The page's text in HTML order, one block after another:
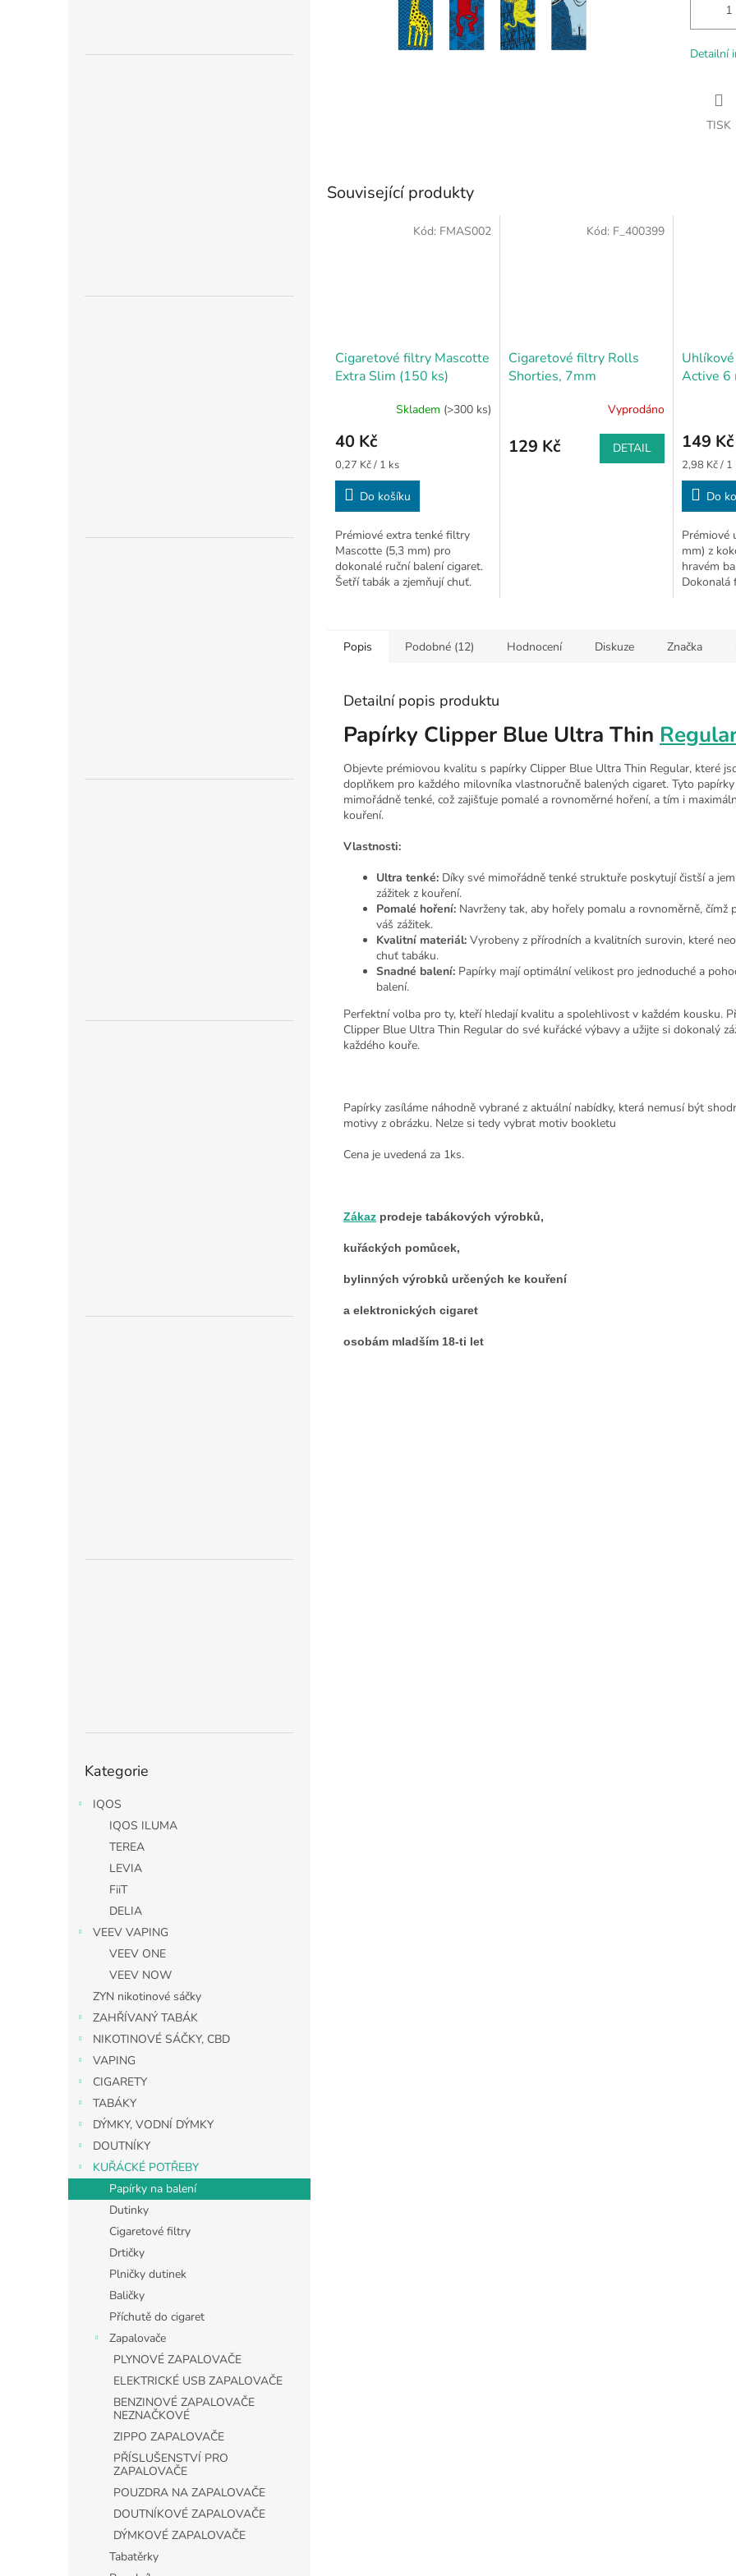
kategorie
Kategorie
IQOS
IQOS ILUMA
TEREA
LEVIA
FiiT
DELIA
VEEV VAPING
VEEV ONE
VEEV NOW
ZYN nikotinové sáčky
ZAHŘÍVANÝ TABÁK
NIKOTINOVÉ SÁČKY, CBD
VAPING
CIGARETY
TABÁKY
DÝMKY, VODNÍ DÝMKY
DOUTNÍKY
KUŘÁCKÉ POTŘEBY
Papírky na balení
Dutinky
Cigaretové filtry
Drtičky
Plničky dutinek
Baličky
Příchutě do cigaret
Zapalovače
PLYNOVÉ ZAPALOVAČE
ELEKTRICKÉ USB ZAPALOVAČE
BENZINOVÉ ZAPALOVAČE
NEZNAČKOVÉ
ZIPPO ZAPALOVAČE
PŘÍSLUŠENSTVÍ PRO
ZAPALOVAČE
POUZDRA NA ZAPALOVAČE
DOUTNÍKOVÉ ZAPALOVAČE
DÝMKOVÉ ZAPALOVAČE
Tabatěrky
Detailní
TISK
Související produkty
Cigaretové filtry Mascotte
Extra Slim (150 ks)
Skladem (>300 ks)
40 Kč
Měrná
cena:
0,27 Kč / 1 ks
Do košíku
Prémiové extra tenké filtry
Mascotte (5,3 mm) pro
dokonalé ruční balení cigaret.
Šetří tabák a zjemňují chuť.
Kód: FMAS002
Cigaretové filtry Rolls
Shorties, 7mm
PRO BALENÍ BYLINNÝCH
Vyprodáno
129 Kč DETAIL
Kód: F_400399
Active 6
149 Kč
Měrná
cena:
2,98 Kč / 1
Do
Prémiové
mm) z
hravém
Dokonalá
Popis Podobné (12) Hodnocení Diskuze Značka
Detailní popis produktu
Papírky Clipper Blue Ultra Thin
Objevte prémiovou kvalitu s papírky Clipper Blue Ultra Thin Regular, které
doplňkem pro každého milovníka vlastnoručně balených cigaret. Tyto
mimořádně tenké, což zajišťuje pomalé a rovnoměrné hoření, a tím i
kouření.
Vlastnosti:
Ultra tenké: Díky své mimořádně tenké struktuře poskytují čistší a
zážitek z kouření.
Pomalé hoření: Navrženy tak, aby hořely pomalu a rovnoměrně, čímž
váš zážitek.
Kvalitní materiál: Vyrobeny z přírodních a kvalitních surovin, které
chuť tabáku.
Snadné balení: Papírky mají optimální velikost pro jednoduché a
balení.
Perfektní volba pro ty, kteří hledají kvalitu a spolehlivost v každém kousku.
Clipper Blue Ultra Thin Regular do své kuřácké výbavy a užijte si dokonalý
každého kouře.
Papírky zasíláme náhodně vybrané z aktuální nabídky, která nemusí být
motivy z obrázku. Nelze si tedy vybrat motiv bookletu
Cena je uvedená za 1ks.
Zákaz prodeje tabákových výrobků,
kuřáckých pomůcek,
bylinných výrobků určených ke kouření
a elektronických cigaret
osobám mladším 18-ti let